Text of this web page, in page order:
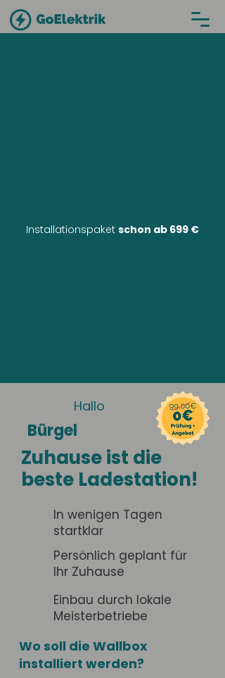
Installationspaket schon ab 699 €
Hallo
Bürgel
Zuhause ist die
beste Ladestation!
In wenigen Tagen
startklar
Persönlich geplant für
Ihr Zuhause
Einbau durch lokale
Meisterbetriebe
Wo soll die Wallbox
installiert werden?